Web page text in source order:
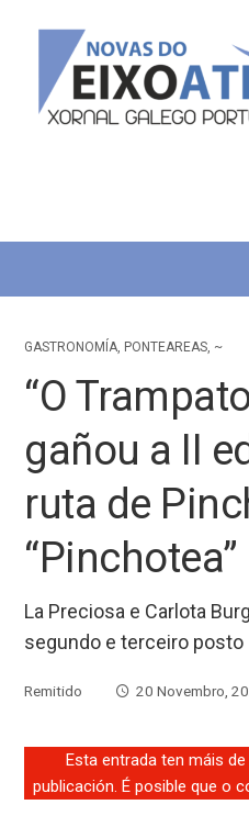
GASTRONOMÍA, PONTEAREAS, ~
“O
gañou a II
ruta de
“Pinchotea”
La Preciosa e Carlota
segundo e terceiro posto
Remitido
20 Novembro,
Esta entrada ten máis
publicación. É posible que o